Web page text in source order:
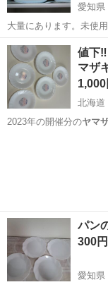
愛知県
大量にあります。未使
ザインで重宝します。
愛知 あま市 食
値下
マザ
1,000
北海道
2023年の開催分のヤマ
パン
300円
愛知県